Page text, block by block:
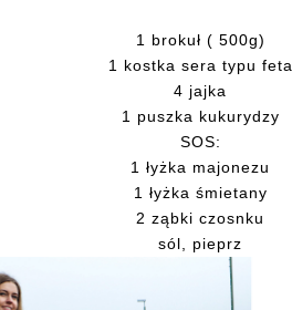
1 brokuł ( 500g)
1 kostka sera typu feta
4 jajka
1 puszka kukurydzy
SOS:
1 łyżka majonezu
1 łyżka śmietany
2 ząbki czosnku
sól, pieprz